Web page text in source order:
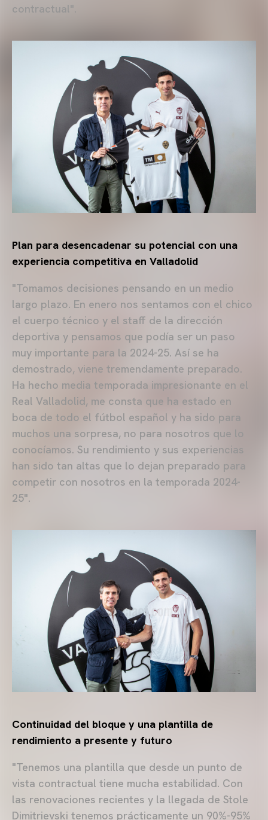
contractual".
Plan para desencadenar su potencial con una
experiencia competitiva en Valladolid
"Tomamos decisiones pensando en un medio
largo plazo. En enero nos sentamos con el chico
el cuerpo técnico y el staff de la dirección
deportiva y pensamos que podía ser un paso
muy importante para la 2024-25. Así se ha
demostrado, viene tremendamente preparado.
Ha hecho media temporada impresionante en el
Real Valladolid, me consta que ha estado en
boca de todo el fútbol español y ha sido para
muchos una sorpresa, no para nosotros que lo
conocíamos. Su rendimiento y sus experiencias
han sido tan altas que lo dejan preparado para
competir con nosotros en la temporada 2024-
25".
Continuidad del bloque y una plantilla de
rendimiento a presente y futuro
"Tenemos una plantilla que desde un punto de
vista contractual tiene mucha estabilidad. Con
las renovaciones recientes y la llegada de Stole
Dimitrievski tenemos prácticamente un 90%-95%